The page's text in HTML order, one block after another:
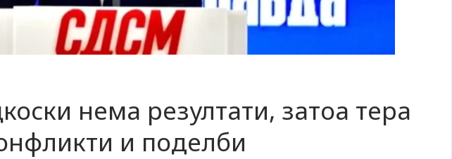
нема резултати, затоа тера
и поделби